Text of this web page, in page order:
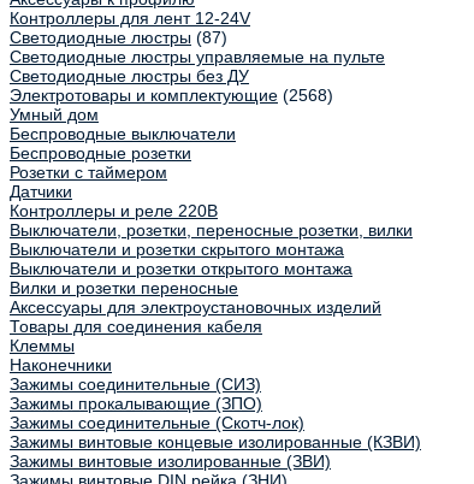
Контроллеры для лент 12-24V
Светодиодные люстры (87)
Светодиодные люстры управляемые на пульте
Светодиодные люстры без ДУ
Электротовары и комплектующие (2568)
Умный дом
Беспроводные выключатели
Беспроводные розетки
Розетки с таймером
Датчики
Контроллеры и реле 220В
Выключатели, розетки, переносные розетки, вилки
Выключатели и розетки скрытого монтажа
Выключатели и розетки открытого монтажа
Вилки и розетки переносные
Аксессуары для электроустановочных изделий
Товары для соединения кабеля
Клеммы
Наконечники
Зажимы соединительные (СИЗ)
Зажимы прокалывающие (ЗПО)
Зажимы соединительные (Скотч-лок)
Зажимы винтовые концевые изолированные (КЗВИ)
Зажимы винтовые изолированные (ЗВИ)